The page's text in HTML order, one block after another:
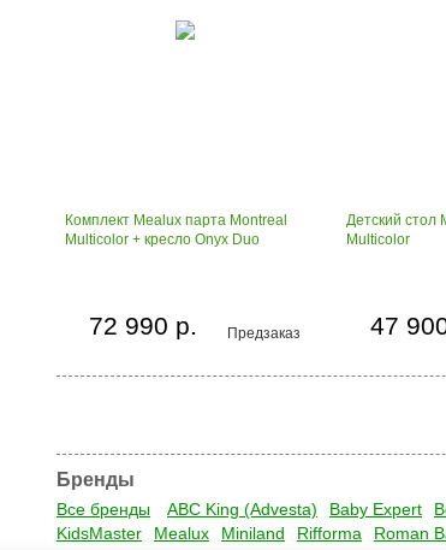
Комплект Mealux парта Montreal
Multicolor + кресло Onyx Duo
Предзаказ
72 990 р.
Детский стол
Multicolor
47
Бренды
Все бренды ABC King (Advesta) Baby Expert
KidsMaster
Mealux Miniland Rifforma Roman